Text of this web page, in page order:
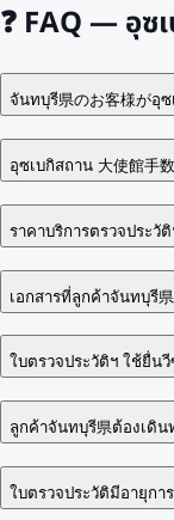
❓ FAQ — อุซ
จันทบุรี県のお客様がอุซ
อุซเบกิสถาน 大使館手
ราคาบริการตรวจประวั
เอกสารที่ลูกค้าจันทบุรี
ใบตรวจประวัติฯ ใช้ยื่น
ลูกค้าจันทบุรี県ต้องเดิน
ใบตรวจประวัติมีอายุกา